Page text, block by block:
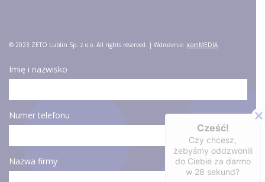
© 2023 ZETO Lublin Sp. z o.o. All rights reserved. | Wdrożenie: icomMEDIA
Imię i nazwisko
Numer telefonu
Nazwa firmy
Cześć!
Czy chcesz,
żebyśmy oddzwonili
do Ciebie za darmo
w 28 sekund?